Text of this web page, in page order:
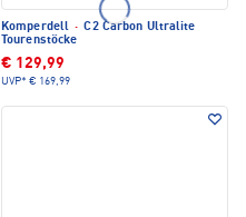
Komperdell · C2 Carbon Ultralite
Tourenstöcke
€ 129,99
UVP* € 169,99